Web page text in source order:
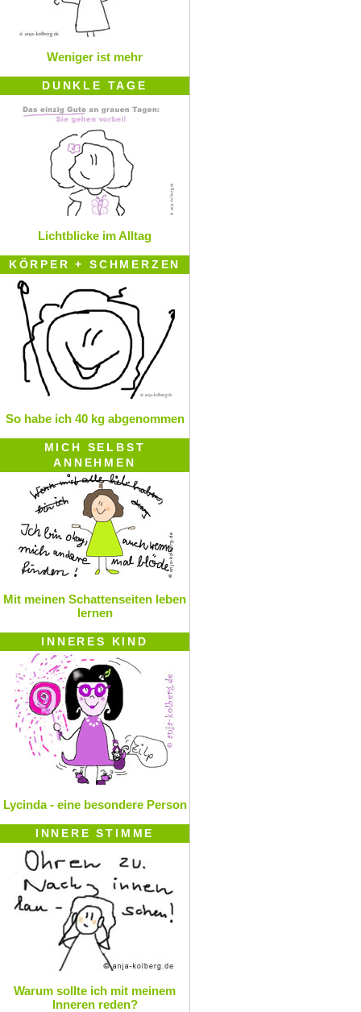
Weniger ist mehr
DUNKLE TAGE
Lichtblicke im Alltag
KÖRPER + SCHMERZEN
So habe ich 40 kg abgenommen
MICH SELBST
ANNEHMEN
Mit meinen Schattenseiten leben
lernen
INNERES KIND
Lycinda - eine besondere Person
INNERE STIMME
Warum sollte ich mit meinem
Inneren reden?